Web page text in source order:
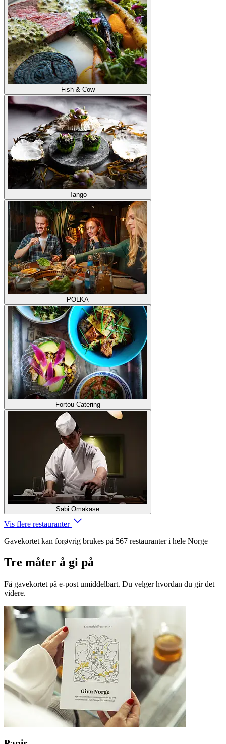
Fish & Cow
Tango
POLKA
Fortou Catering
Sabi Omakase
Vis flere restauranter
Gavekortet kan forøvrig brukes på 567 restauranter i hele Norge
Tre måter å gi på
Få gavekortet på e-post umiddelbart. Du velger hvordan du gir det
videre.